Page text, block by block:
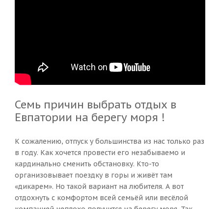
Семь причин выбрать отдых в
Евпатории на берегу моря !
К сожалению, отпуск у большинства из нас только раз
в году. Как хочется провести его незабываемо и
кардинально сменить обстановку. Кто-то
организовывает поездку в горы и живёт там
«дикарем». Но такой вариант на любителя. А вот
отдохнуть с комфортом всей семьёй или весёлой